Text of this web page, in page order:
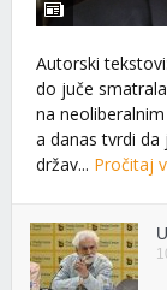
Autorski
do juče
na
a danas tvrdi da
držav... Pročitaj